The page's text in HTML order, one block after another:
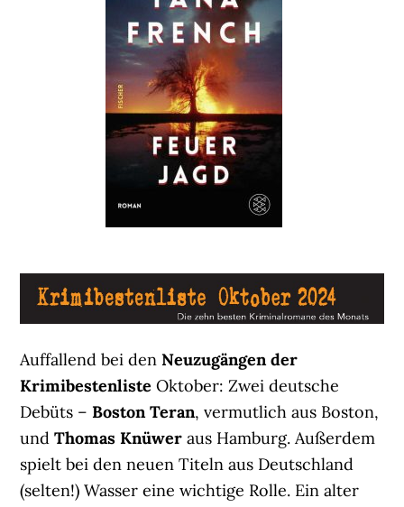
Auffallend bei denNeuzugängen der
Krimibestenliste Oktober: Zwei deutsche
Debüts –Boston Teran, vermutlich aus Boston,
undThomas Knüwer aus Hamburg. Außerdem
spielt bei den neuen Titeln aus Deutschland
(selten!) Wasser eine wichtige Rolle. Ein alter